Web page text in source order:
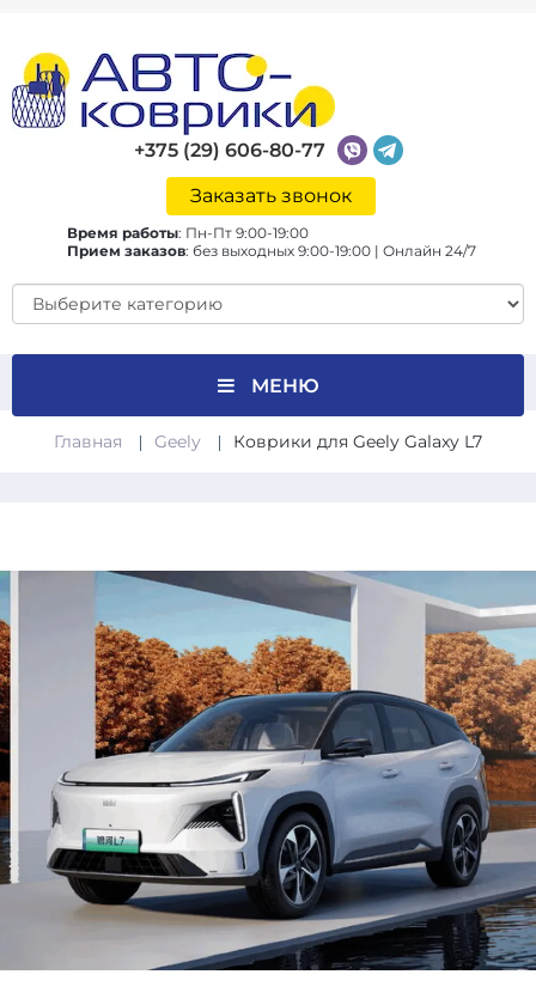
+375 (29) 606-80-77
Заказать звонок
Время работы: Пн-Пт 9:00-19:00
Прием заказов: без выходных 9:00-19:00 | Онлайн 24/7
МЕНЮ
Главная Geely Коврики для Geely Galaxy L7